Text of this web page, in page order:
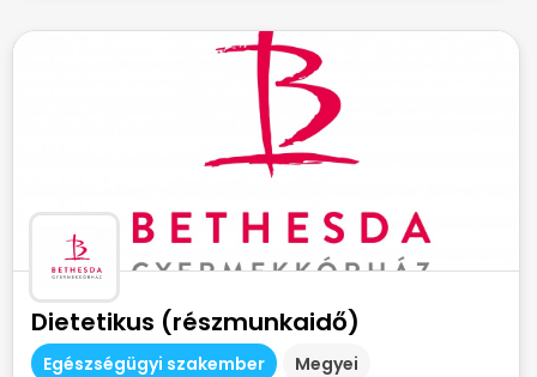
Dietetikus (részmunkaidő)
Egészségügyi szakember Megyei